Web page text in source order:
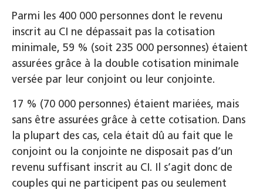
Parmi les 400 000 personnes dont le revenu
inscrit au CI ne dépassait pas la cotisation
minimale, 59 % (soit 235 000 personnes) étaient
assurées grâce à la double cotisation minimale
versée par leur conjoint ou leur conjointe.
17 % (70 000 personnes) étaient mariées, mais
sans être assurées grâce à cette cotisation. Dans
la plupart des cas, cela était dû au fait que le
conjoint ou la conjointe ne disposait pas d’un
revenu suffisant inscrit au CI. Il s’agit donc de
couples qui ne participent pas ou seulement